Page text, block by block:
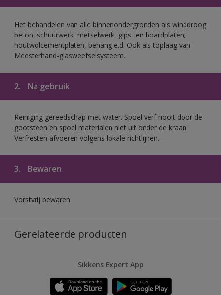
Het behandelen van alle binnenondergronden als winddroog
beton, schuurwerk, metselwerk, gips- en boardplaten,
houtwolcementplaten, behang e.d. Ook als toplaag van
Meesterhand-glasweefselsysteem.
2. Na gebruik
Reiniging gereedschap met water. Spoel verf nooit door de
gootsteen en spoel materialen niet uit onder de kraan.
Verfresten afvoeren volgens lokale richtlijnen.
3. Bewaren
Vorstvrij bewaren
Gerelateerde producten
Sikkens Expert App